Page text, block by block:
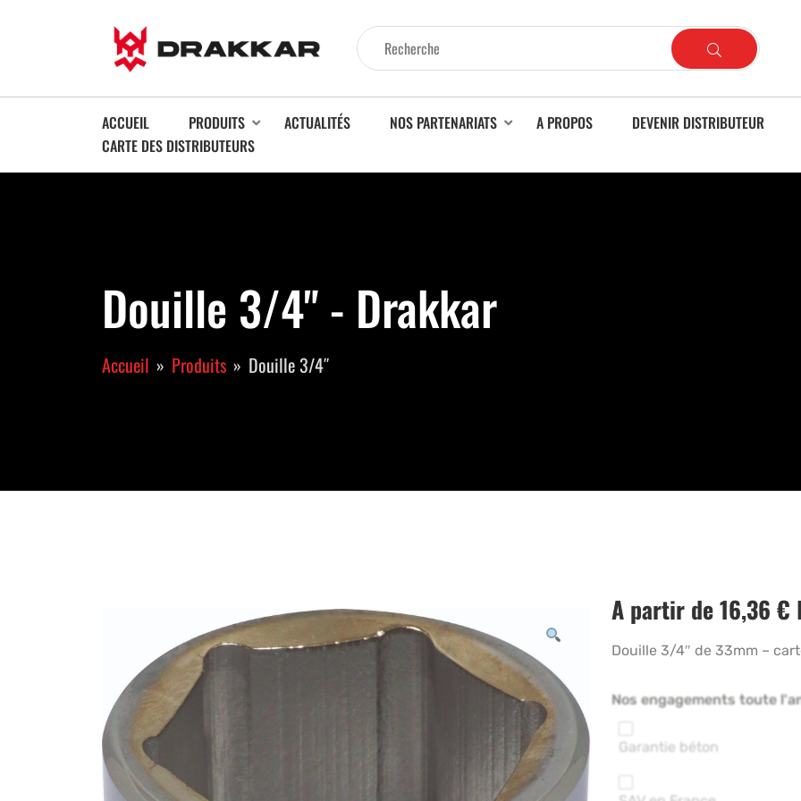
ACCUEIL PRODUITS ACTUALITÉS NOS PARTENARIATS A PROPOS
DEVENIR DISTRIBUTEUR
CARTE DES DISTRIBUTEURS
Douille 3/4" - Drakkar
Accueil Produits Douille 3/4″
A partir de16,36 €
Douille 3/4″ de 33mm –
Nos engagements toute
Garantie béton